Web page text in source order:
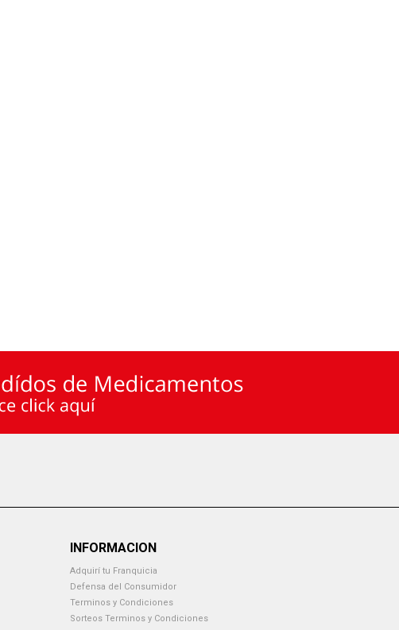
INFORMACION
Adquirí tu Franquicia
Defensa del Consumidor
Terminos y Condiciones
Sorteos Terminos y Condiciones